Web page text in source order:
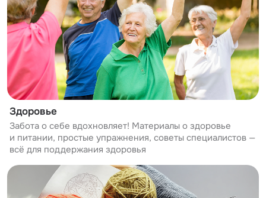
Здоровье
Забота о себе вдохновляет! Материалы о здоровье
и питании, простые упражнения, советы специалистов —
всё для поддержания здоровья